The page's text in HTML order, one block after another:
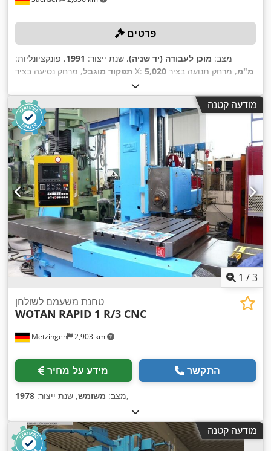
פרטים
מצב: מוכן לעבודה (יד שניה), שנת ייצור: 1991, פונקציונליות:
תפקוד מוגבל , מרחק נסיעה בציר X: 5,020 מ"מ, מרחק תנועה בציר
, מרחק תנועה ציר Z:
100 מ"מ, דגם בקר:Heidenhain 415 B,
מודעה קטנה
1 /3
Metzingen 2,903 km
טחנת משעמם לשולחן
WOTAN RAPID 1 R/3 CNC
מידע על מחיר התקשר
מצב: משומש, שנת ייצור: 1978 ,
מודעה קטנה